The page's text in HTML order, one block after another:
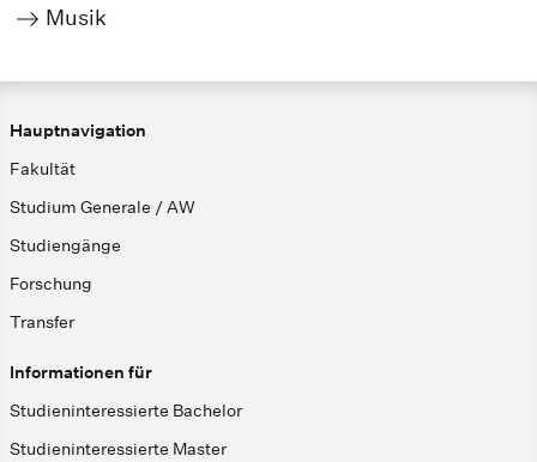
Musik
Hauptnavigation
Fakultät
Studium Generale / AW
Studiengänge
Forschung
Transfer
Informationen für
Studieninteressierte Bachelor
Studieninteressierte Master